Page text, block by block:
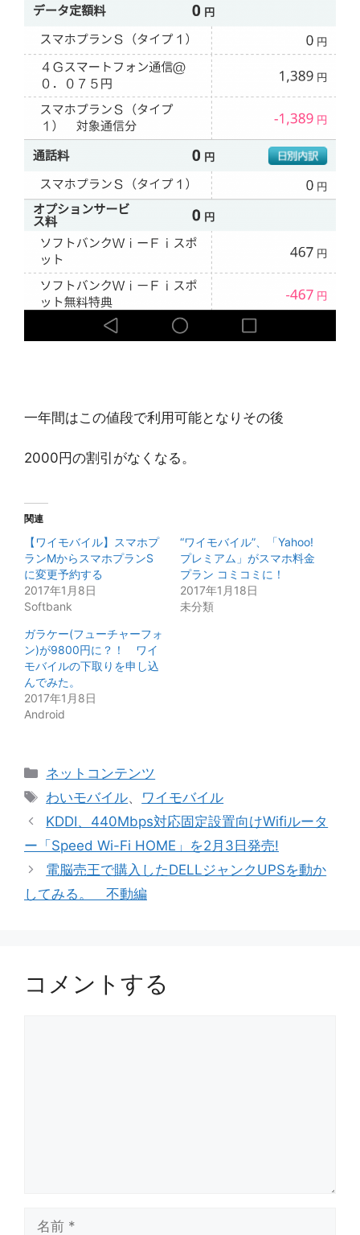
一年間はこの値段で利用可能となりその後
2000円の割引がなくなる。
関連
【ワイモバイル】スマホプ
ランMからスマホプランS
に変更予約する
2017年1月8日
Softbank
“ワイモバイル”、「Yahoo!
プレミアム」がスマホ料金
プラン コミコミに！
2017年1月18日
未分類
ガラケー(フューチャーフォ
ン)が9800円に？！ ワイ
モバイルの下取りを申し込
んでみた。
2017年1月8日
Android
カ
テ
ゴ
リ
ー
ネットコンテンツ
タ
グ
わいモバイル、 ワイモバイル
KDDI、440Mbps対応固定設置向けWifiルータ
ー「Speed Wi-Fi HOME」を2月3日発売!
電脳売王で購入したDELLジャンクUPSを動か
してみる。 不動編
コメントする